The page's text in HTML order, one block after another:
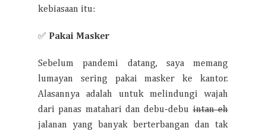
kebiasaan itu:
✅ Pakai Masker
Sebelum pandemi datang, saya memang
lumayan sering pakai masker ke kantor.
Alasannya adalah untuk melindungi wajah
dari panas matahari dan debu-debuintan eh
jalanan yang banyak berterbangan dan tak